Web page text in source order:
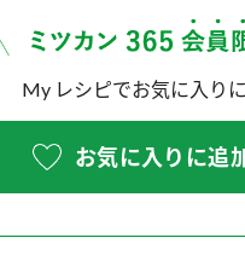
き込みご飯の素 米
サイト
ろう！
MIM（ミツカンミュージアム）
をいかしました
品のご案内
質問
My レシピでお気に入り
お気に入りに追